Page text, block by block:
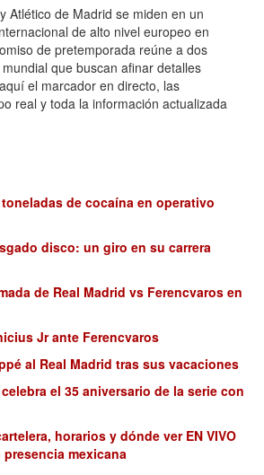
Atlético de Madrid se miden en un
de alto nivel europeo en
de pretemporada reúne a dos
que buscan afinar detalles
el marcador en directo, las
real y toda la información actualizada
de cocaína en operativo
disco: un giro en su carrera
de Real Madrid vs Ferencvaros en
Jr ante Ferencvaros
al Real Madrid tras sus vacaciones
el 35 aniversario de la serie con
horarios y dónde ver EN VIVO
mexicana